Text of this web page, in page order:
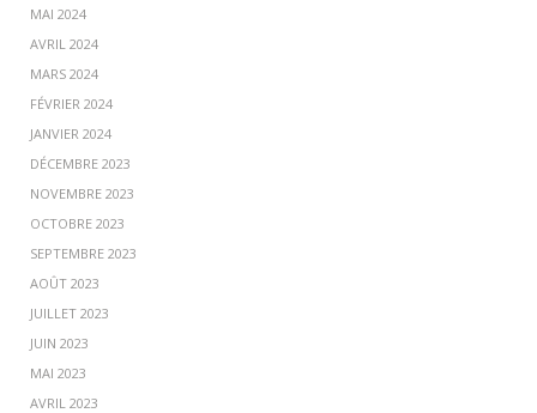
MAI 2024
AVRIL 2024
MARS 2024
FÉVRIER 2024
JANVIER 2024
DÉCEMBRE 2023
NOVEMBRE 2023
OCTOBRE 2023
SEPTEMBRE 2023
AOÛT 2023
JUILLET 2023
JUIN 2023
MAI 2023
AVRIL 2023